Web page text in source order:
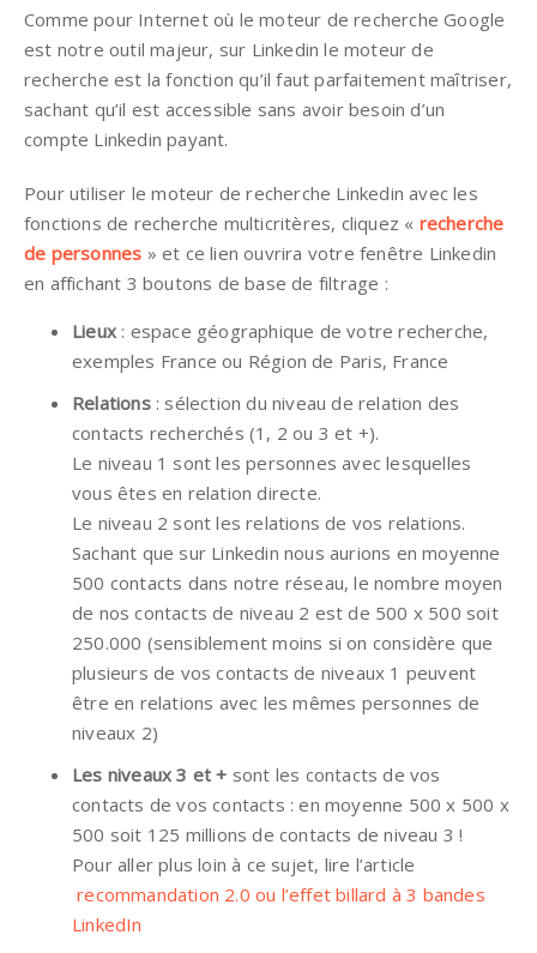
Comme pour Internet où le moteur de recherche Google
est notre outil majeur, sur Linkedin le moteur de
recherche est la fonction qu’il faut parfaitement maîtriser,
sachant qu’il est accessible sans avoir besoin d’un
compte Linkedin payant.
Pour utiliser le moteur de recherche Linkedin avec les
fonctions de recherche multicritères, cliquez « recherche
de personnes » et ce lien ouvrira votre fenêtre Linkedin
en affichant 3 boutons de base de filtrage :
Lieux : espace géographique de votre recherche,
exemples France ou Région de Paris, France
Relations : sélection du niveau de relation des
contacts recherchés (1, 2 ou 3 et +).
Le niveau 1 sont les personnes avec lesquelles
vous êtes en relation directe.
Le niveau 2 sont les relations de vos relations.
Sachant que sur Linkedin nous aurions en moyenne
500 contacts dans notre réseau, le nombre moyen
de nos contacts de niveau 2 est de 500 x 500 soit
250.000 (sensiblement moins si on considère que
plusieurs de vos contacts de niveaux 1 peuvent
être en relations avec les mêmes personnes de
niveaux 2)
Les niveaux 3 et + sont les contacts de vos
contacts de vos contacts : en moyenne 500 x 500 x
500 soit 125 millions de contacts de niveau 3 !
Pour aller plus loin à ce sujet, lire l’article
recommandation 2.0 ou l’effet billard à 3 bandes
LinkedIn